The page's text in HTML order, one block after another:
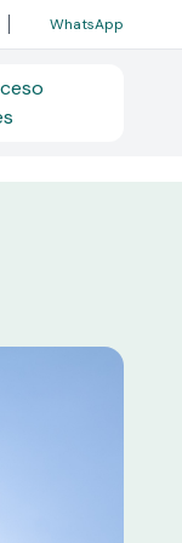
WhatsApp